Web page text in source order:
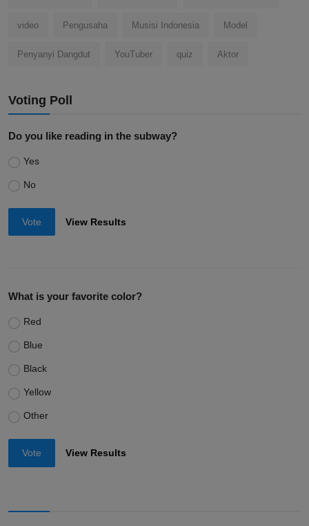
video Pengusaha Musisi Indonesia Model
Penyanyi Dangdut YouTuber quiz Aktor
Voting Poll
Do you like reading in the subway?
Yes
No
Vote View Results
What is your favorite color?
Red
Blue
Black
Yellow
Other
Vote View Results